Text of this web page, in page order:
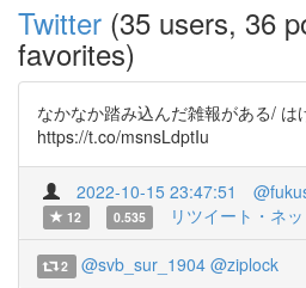
Twitter (35 users, 36
favorites)
なかなか踏み込んだ雑報がある/ は
https://t.co/msnsLdptIu
2022-10-15 23:47:51
12
0.535 リツイート・ネ
2 @svb_sur_1904 @ziplock